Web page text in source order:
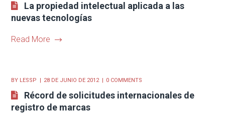
La propiedad intelectual aplicada a las
nuevas tecnologías
Read More
BY LESSP 28 DE JUNIO DE 2012 0 COMMENTS
Récord de solicitudes internacionales de
registro de marcas